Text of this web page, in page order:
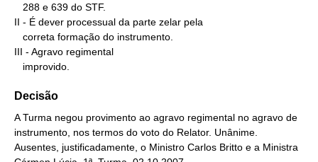
II - É dever processual da parte zelar pela
III - Agravo regimental
   improvido.
Decisão
A Turma negou provimento ao agravo regimental no agravo de
instrumento, nos termos do voto do Relator. Unânime.
Ausentes, justificadamente, o Ministro Carlos Britto e a Ministra